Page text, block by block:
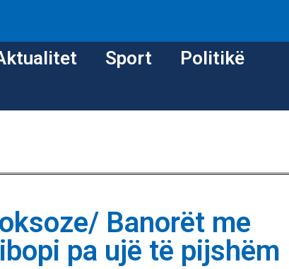
Sport Politikë
Banorët me
pa ujë të pijshëm